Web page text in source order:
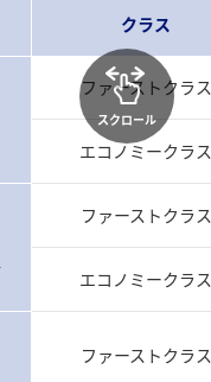
クラス
ファーストクラス
エコノミークラス
ファーストクラス
エコノミークラス
ファーストクラス
スクロール